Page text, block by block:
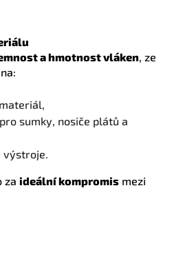
a hmotnost vláken, ze
sumky, nosiče plátů a
výstroje.
za ideální kompromis mezi